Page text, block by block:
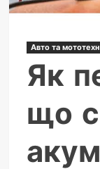
Авто та
Як
що